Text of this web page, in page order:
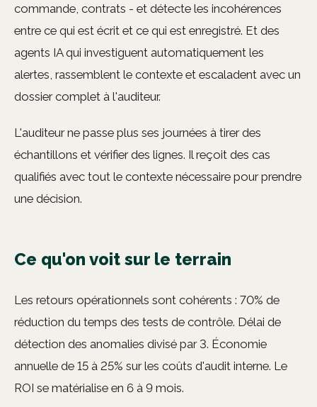
commande, contrats - et détecte les incohérences
entre ce qui est écrit et ce qui est enregistré. Et des
agents IA qui investiguent automatiquement les
alertes, rassemblent le contexte et escaladent avec un
dossier complet à l'auditeur.
L'auditeur ne passe plus ses journées à tirer des
échantillons et vérifier des lignes. Il reçoit des cas
qualifiés avec tout le contexte nécessaire pour prendre
une décision.
Ce qu'on voit sur le terrain
Les retours opérationnels sont cohérents : 70% de
réduction du temps des tests de contrôle. Délai de
détection des anomalies divisé par 3. Économie
annuelle de 15 à 25% sur les coûts d'audit interne. Le
ROI se matérialise en 6 à 9 mois.